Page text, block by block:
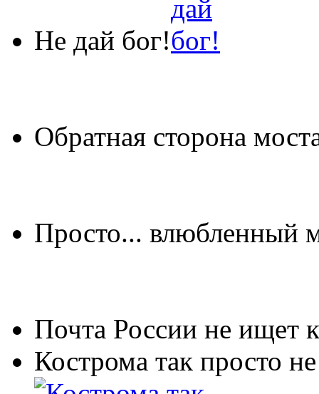
Не дай бог!
Обратная сторона
Просто... влюбленный
Почта России не ищет
Кострома так просто